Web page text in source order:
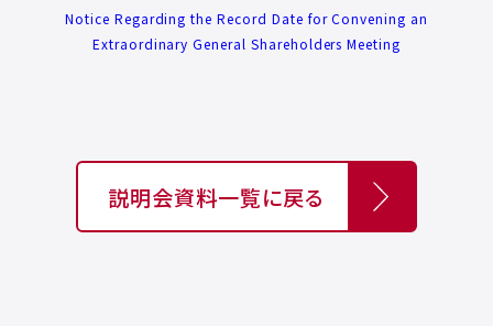
Notice Regarding the Record Date for Convening an
Extraordinary General Shareholders Meeting
説明会資料一覧に戻る